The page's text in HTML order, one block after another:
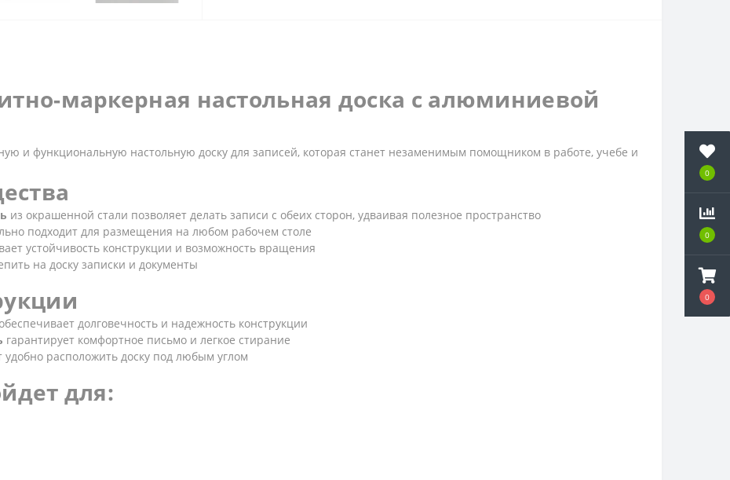
0
0
0
маркерная настольная доска с алюминиевой
и функциональную настольную доску для записей, которая станет незаменимым помощником в работе, учебе и
из окрашенной стали позволяет делать записи с обеих сторон, удваивая полезное пространство
подходит для размещения на любом рабочем столе
устойчивость конструкции и возможность вращения
на доску записки и документы
обеспечивает долговечность и надежность конструкции
гарантирует комфортное письмо и легкое стирание
удобно расположить доску под любым углом
для: